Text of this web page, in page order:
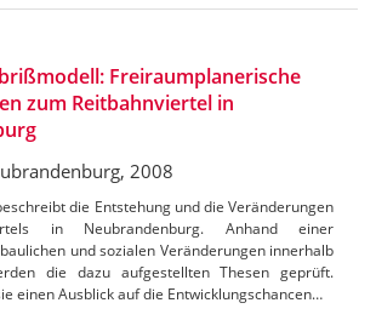
Freiraumplanerische
zum Reitbahnviertel in
2008
die Entstehung und die Veränderungen
in Neubrandenburg. Anhand einer
und sozialen Veränderungen innerhalb
die dazu aufgestellten Thesen geprüft.
einen Ausblick auf die Entwicklungschancen…